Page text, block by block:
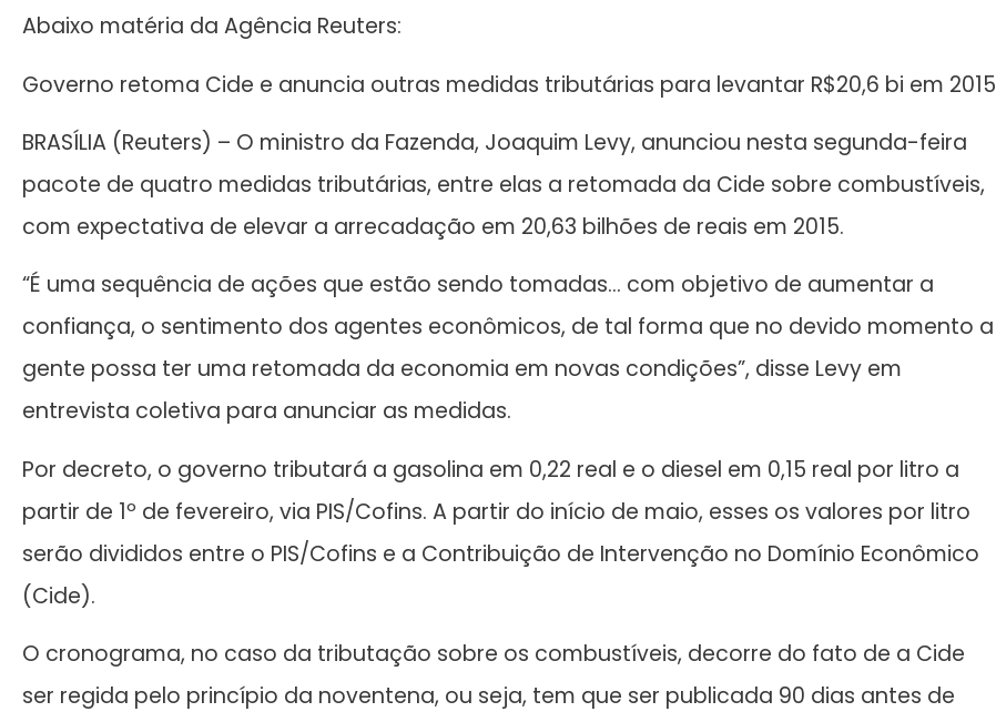
Abaixo matéria da Agência Reuters:
Governo retoma Cide e anuncia outras medidas tributárias para levantar R$20,6 bi em 2015
BRASÍLIA (Reuters) – O ministro da Fazenda, Joaquim Levy, anunciou nesta segunda-feira
pacote de quatro medidas tributárias, entre elas a retomada da Cide sobre combustíveis,
com expectativa de elevar a arrecadação em 20,63 bilhões de reais em 2015.
“É uma sequência de ações que estão sendo tomadas… com objetivo de aumentar a
confiança, o sentimento dos agentes econômicos, de tal forma que no devido momento a
gente possa ter uma retomada da economia em novas condições”, disse Levy em
entrevista coletiva para anunciar as medidas.
Por decreto, o governo tributará a gasolina em 0,22 real e o diesel em 0,15 real por litro a
partir de 1º de fevereiro, via PIS/Cofins. A partir do início de maio, esses os valores por litro
serão divididos entre o PIS/Cofins e a Contribuição de Intervenção no Domínio Econômico
(Cide).
O cronograma, no caso da tributação sobre os combustíveis, decorre do fato de a Cide
ser regida pelo princípio da noventena, ou seja, tem que ser publicada 90 dias antes de